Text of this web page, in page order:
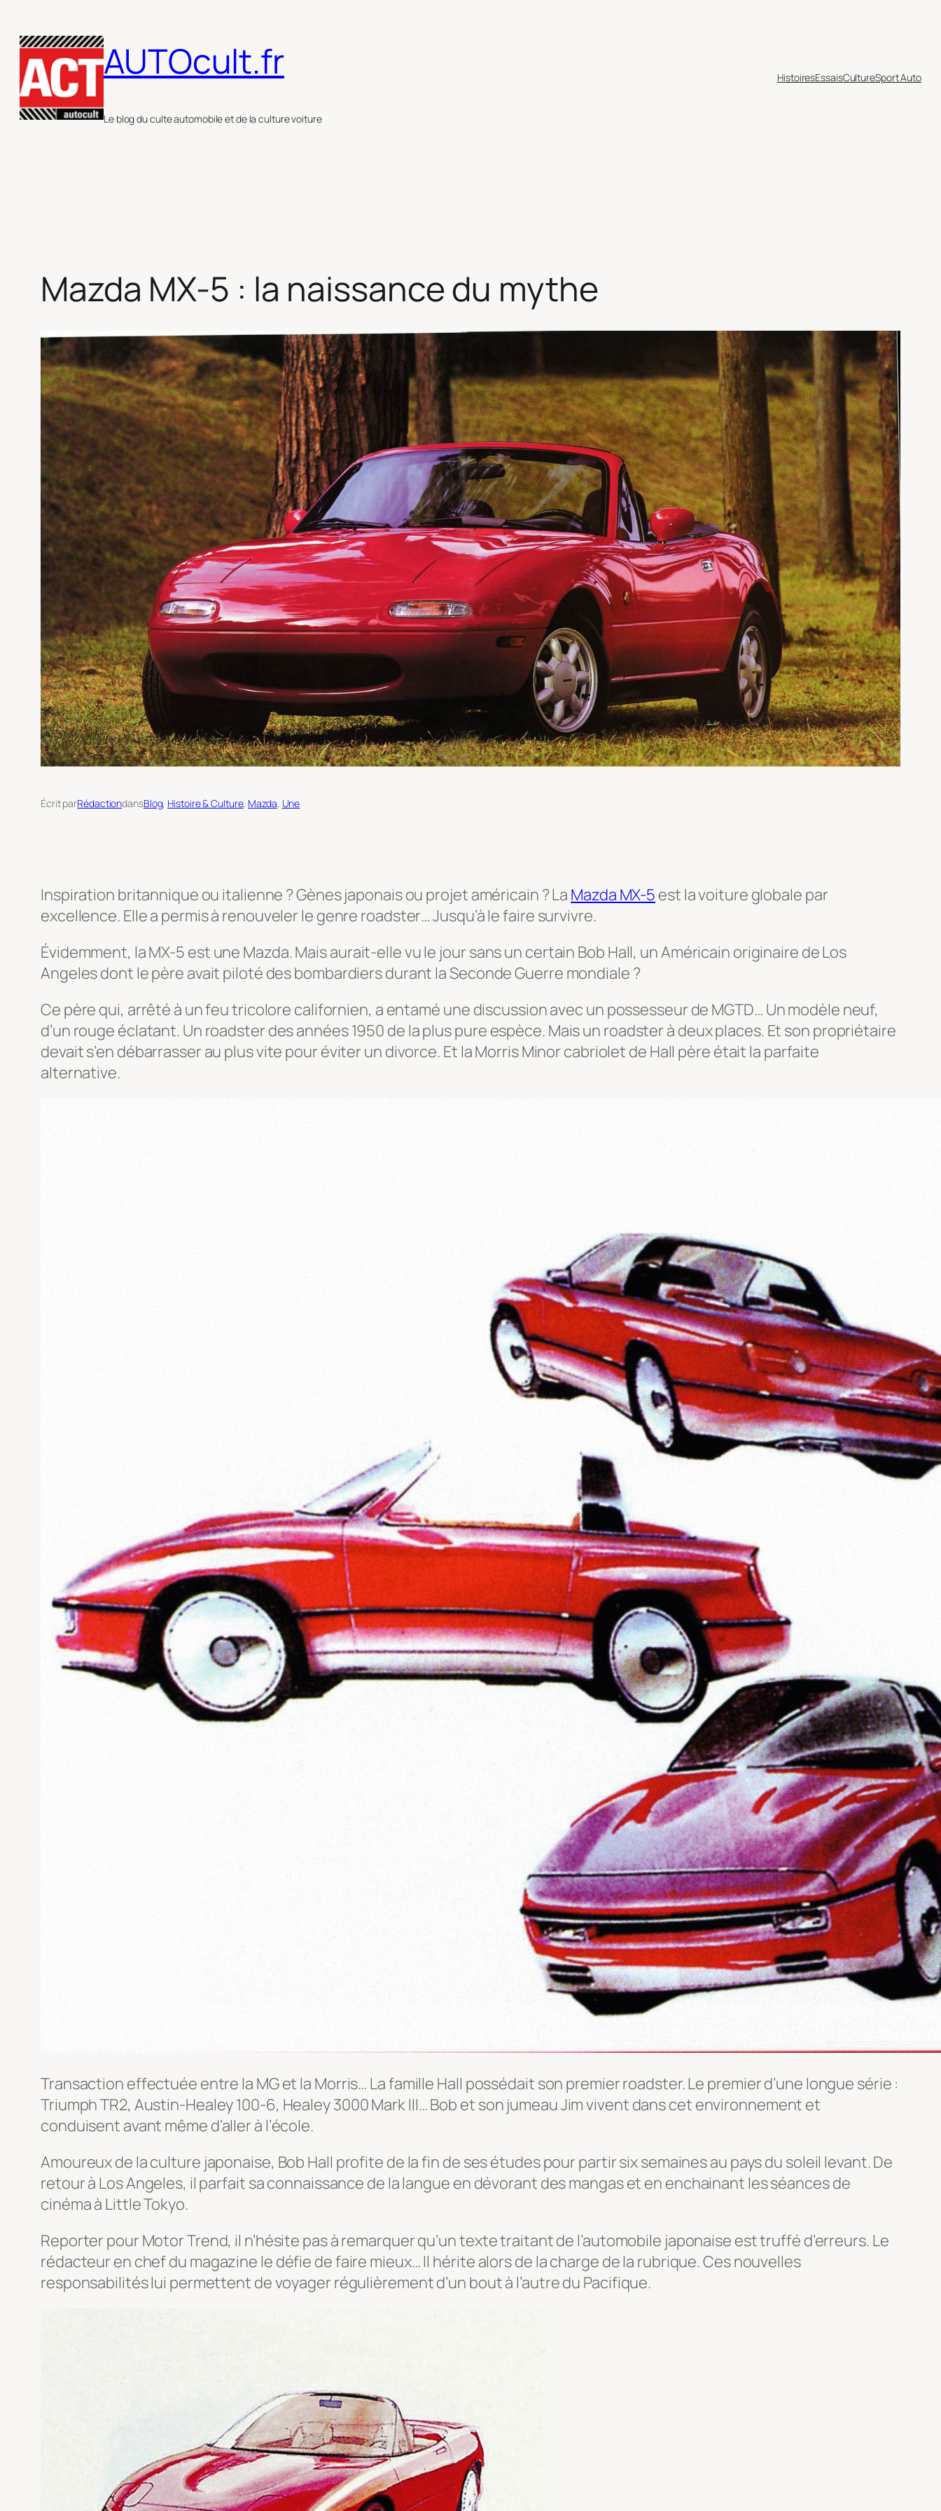
au
contenu
AUTOcult.fr
Le blog du culte automobile et de la culture voiture
HistoiresEssaisCultureSport Auto
Mazda MX-5 : la naissance du mythe
Écrit parRédactiondansBlog, Histoire & Culture, Mazda, Une
Inspiration britannique ou italienne ? Gènes japonais ou projet américain ? La Mazda MX-5 est la voiture globale par
excellence. Elle a permis à renouveler le genre roadster… Jusqu’à le faire survivre.
Évidemment, la MX-5 est une Mazda. Mais aurait-elle vu le jour sans un certain Bob Hall, un Américain originaire de Los
Angeles dont le père avait piloté des bombardiers durant la Seconde Guerre mondiale ?
Ce père qui, arrêté à un feu tricolore californien, a entamé une discussion avec un possesseur de MGTD… Un modèle neuf,
d’un rouge éclatant. Un roadster des années 1950 de la plus pure espèce. Mais un roadster à deux places. Et son propriétaire
devait s’en débarrasser au plus vite pour éviter un divorce. Et la Morris Minor cabriolet de Hall père était la parfaite
alternative.
Transaction effectuée entre la MG et la Morris… La famille Hall possédait son premier roadster. Le premier d’une longue série :
Triumph TR2, Austin-Healey 100-6, Healey 3000 Mark III… Bob et son jumeau Jim vivent dans cet environnement et
conduisent avant même d’aller à l’école.
Amoureux de la culture japonaise, Bob Hall profite de la fin de ses études pour partir six semaines au pays du soleil levant. De
retour à Los Angeles, il parfait sa connaissance de la langue en dévorant des mangas et en enchainant les séances de
cinéma à Little Tokyo.
Reporter pour Motor Trend, il n’hésite pas à remarquer qu’un texte traitant de l’automobile japonaise est truffé d’erreurs. Le
rédacteur en chef du magazine le défie de faire mieux… Il hérite alors de la charge de la rubrique. Ces nouvelles
responsabilités lui permettent de voyager régulièrement d’un bout à l’autre du Pacifique.